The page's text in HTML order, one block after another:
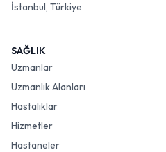
İstanbul, Türkiye
SAĞLIK
Uzmanlar
Uzmanlık Alanları
Hastalıklar
Hizmetler
Hastaneler